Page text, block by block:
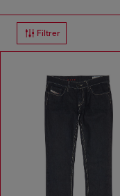
Filtrer